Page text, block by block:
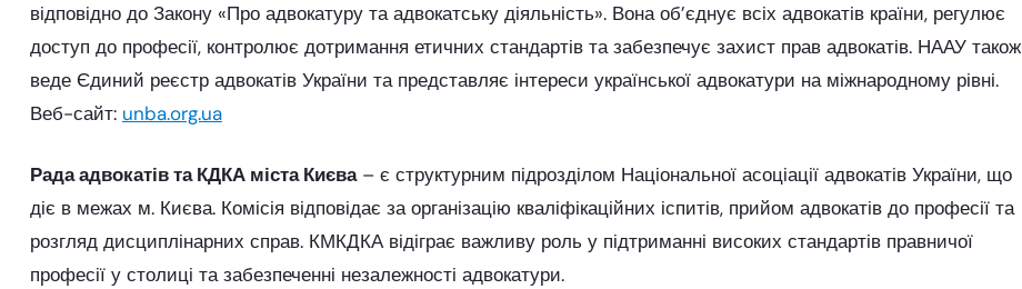
відповідно до Закону «Про адвокатуру та адвокатську діяльність». Вона об’єднує всіх адвокатів країни, регулює
доступ до професії, контролює дотримання етичних стандартів та забезпечує захист прав адвокатів. НААУ також
веде Єдиний реєстр адвокатів України та представляє інтереси української адвокатури на міжнародному рівні.
Веб-сайт: unba.org.ua
Рада адвокатів та КДКА міста Києва– є структурним підрозділом Національної асоціації адвокатів України, що
діє в межах м. Києва. Комісія відповідає за організацію кваліфікаційних іспитів, прийом адвокатів до професії та
розгляд дисциплінарних справ. КМКДКА відіграє важливу роль у підтриманні високих стандартів правничої
професії у столиці та забезпеченні незалежності адвокатури.